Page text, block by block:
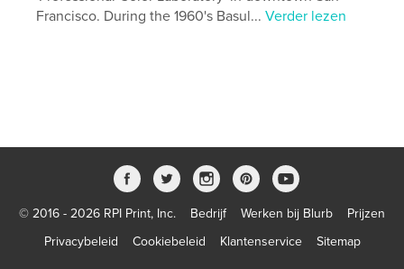
Homeless
Francisco. During the 1960's Basul...Verder lezen
© 2016 - 2026 RPI Print, Inc. Bedrijf Werken bij Blurb
Prijzen
Privacybeleid
Cookiebeleid Klantenservice Sitemap